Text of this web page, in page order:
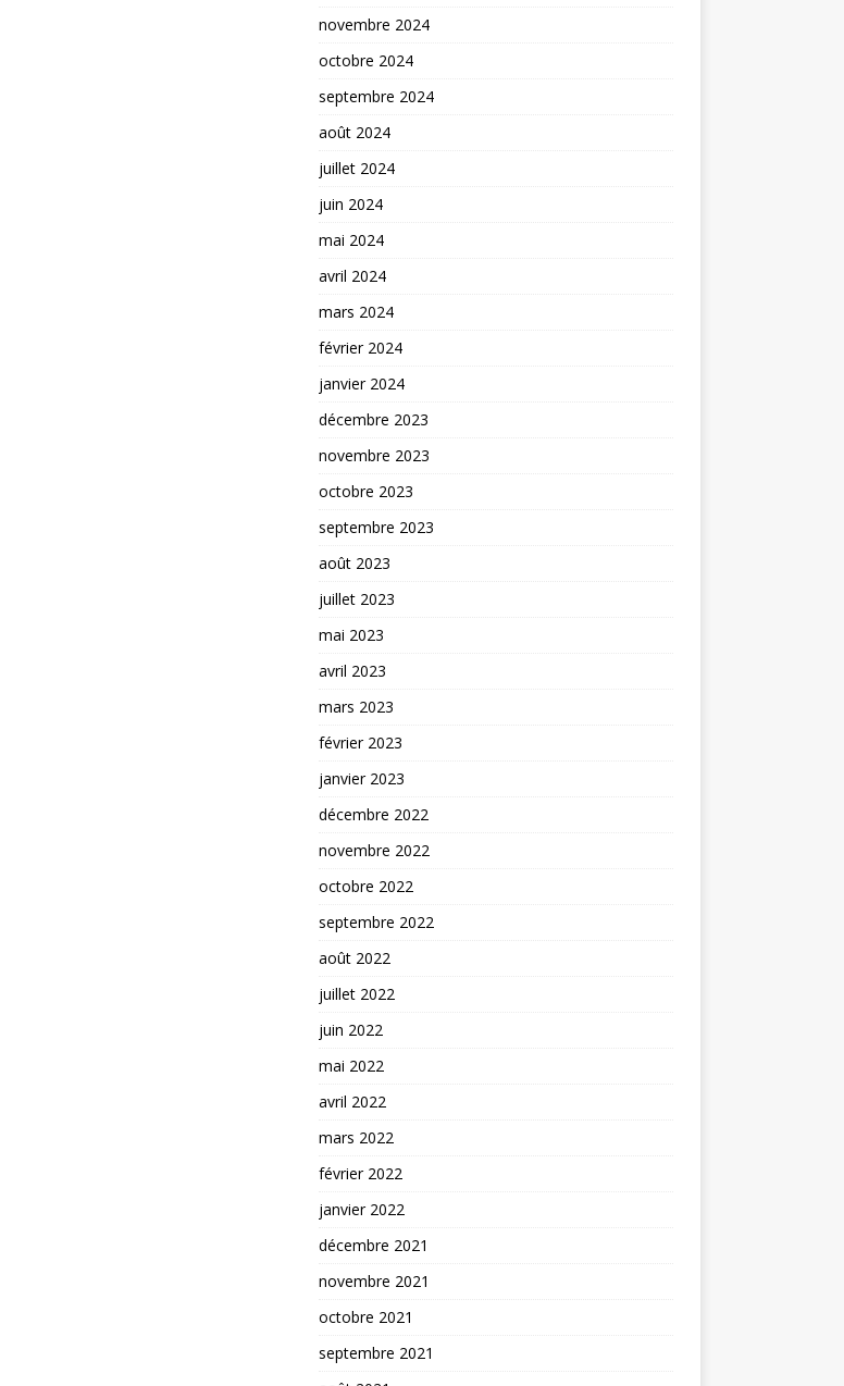
novembre 2024
octobre 2024
septembre 2024
août 2024
juillet 2024
juin 2024
mai 2024
avril 2024
mars 2024
février 2024
janvier 2024
décembre 2023
novembre 2023
octobre 2023
septembre 2023
août 2023
juillet 2023
mai 2023
avril 2023
mars 2023
février 2023
janvier 2023
décembre 2022
novembre 2022
octobre 2022
septembre 2022
août 2022
juillet 2022
juin 2022
mai 2022
avril 2022
mars 2022
février 2022
janvier 2022
décembre 2021
novembre 2021
octobre 2021
septembre 2021